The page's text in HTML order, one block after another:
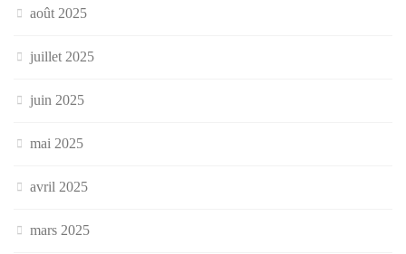
août 2025
juillet 2025
juin 2025
mai 2025
avril 2025
mars 2025